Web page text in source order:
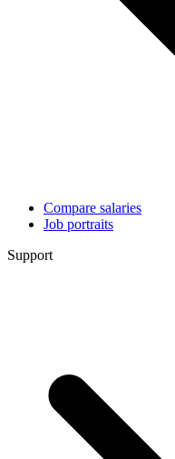
Compare salaries
Job portraits
Support